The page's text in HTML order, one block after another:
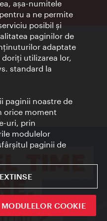
aşa-numitele
a ne permite
posibil şi
paginilor de
adaptate
doriţi utilizarea lor,
standard la
paginii noastre de
orice moment
uri, prin
modulelor
paginii de
MODULELOR COOKIE